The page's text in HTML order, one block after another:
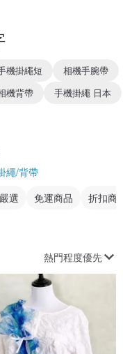
機掛繩短
相機手腕帶
機背帶 手機掛繩 日本
繩/背帶
選 免運商品 折扣商
熱門程度優先